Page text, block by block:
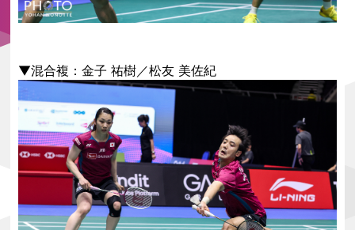
▼混合複：金子 祐樹／松友 美佐紀